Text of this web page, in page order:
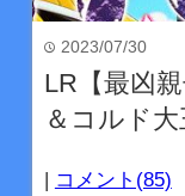
time 2023/07/30
LR【最凶
＆コルド
| コメント(85)